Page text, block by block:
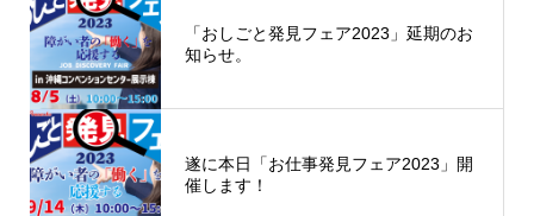
「おしごと発見フェア2023」延期のお
知らせ。
遂に本日「お仕事発見フェア2023」開
催します！